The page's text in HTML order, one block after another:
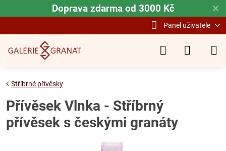
✕
Doprava zdarma od 3000 Kč
Panel uživatele
Stříbrné přívěsky
Přívěsek Vlnka - Stříbrný
přívěsek s českými granáty